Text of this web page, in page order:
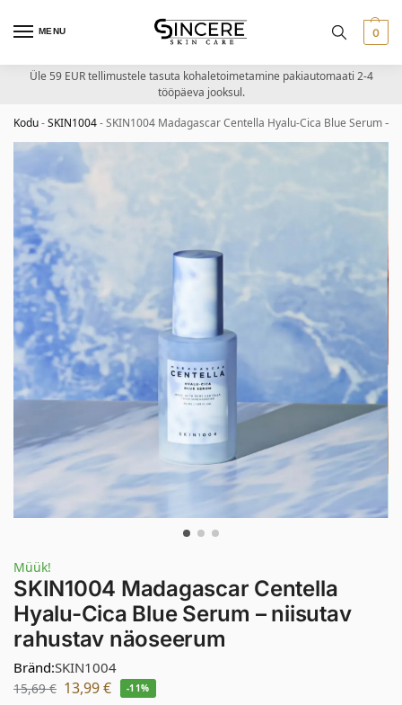
MENU 0
Üle 59 EUR tellimustele tasuta kohaletoimetamine pakiautomaati 2-4
tööpäeva jooksul.
Kodu-SKIN1004-SKIN1004 Madagascar Centella Hyalu-Cica Blue Serum –
Müük!
SKIN1004 Madagascar Centella
Hyalu-Cica Blue Serum – niisutav
rahustav näoseerum
Bränd:SKIN1004
15,69€ 13,99€ -11%